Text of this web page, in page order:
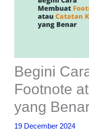
Begini
Footnote
yang
19 December 2024